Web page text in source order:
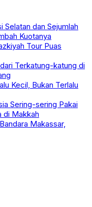
Selatan dan Sejumlah
Kuotanya
Tour Puas
Terkatung-katung di
Kecil, Bukan Terlalu
Sering-sering Pakai
di Makkah
Makassar,